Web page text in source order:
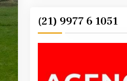
(21) 9977 6 1051